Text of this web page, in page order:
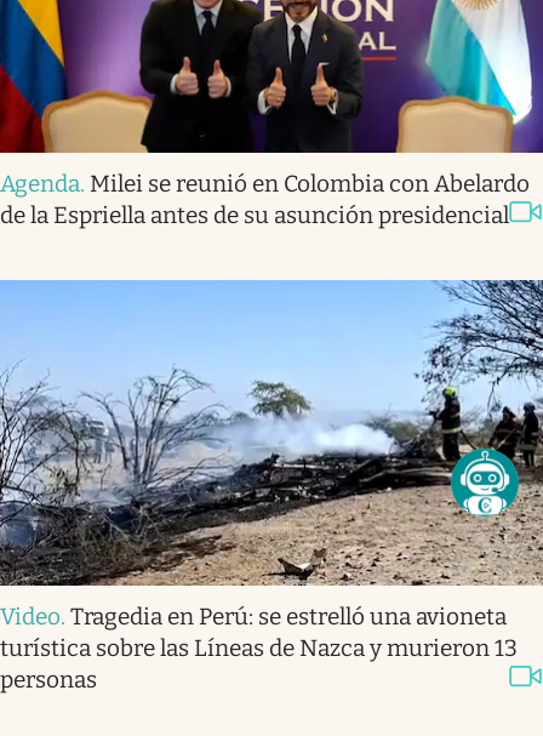
Agenda. Milei se reunió en Colombia con Abelardo
de la Espriella antes de su asunción presidencial
Video. Tragedia en Perú: se estrelló una avioneta
turística sobre las Líneas de Nazca y murieron 13
personas